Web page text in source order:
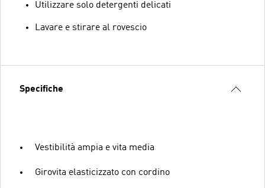
Utilizzare solo detergenti delicati
Lavare e stirare al rovescio
Specifiche
Vestibilità ampia e vita media
Girovita elasticizzato con cordino